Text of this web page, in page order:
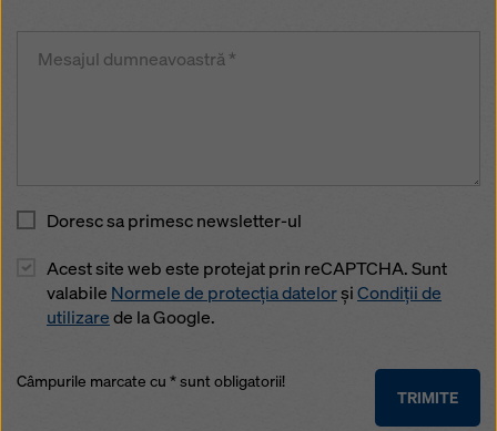
Doresc sa primesc newsletter-ul
Acest site web este protejat prin reCAPTCHA. Sunt
valabile Normele de protecția datelorșiCondiții de
utilizarede la Google.
TRIMITE
Câmpurile marcate cu * sunt obligatorii!